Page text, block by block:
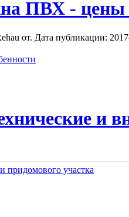
ПВХ - цены
от. Дата публикации:
и